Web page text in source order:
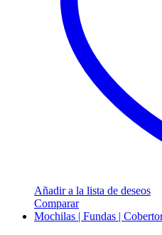
Añadir a la lista de deseos
Comparar
Mochilas | Fundas |